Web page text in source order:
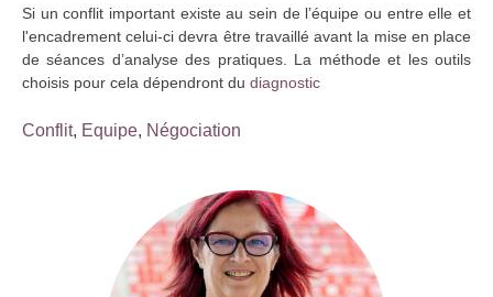
Si un conflit important existe au sein de l’équipe ou entre elle et
l'encadrement celui-ci devra être travaillé avant la mise en place
de séances d’analyse des pratiques. La méthode et les outils
choisis pour cela dépendront du diagnostic
Conflit, Equipe, Négociation